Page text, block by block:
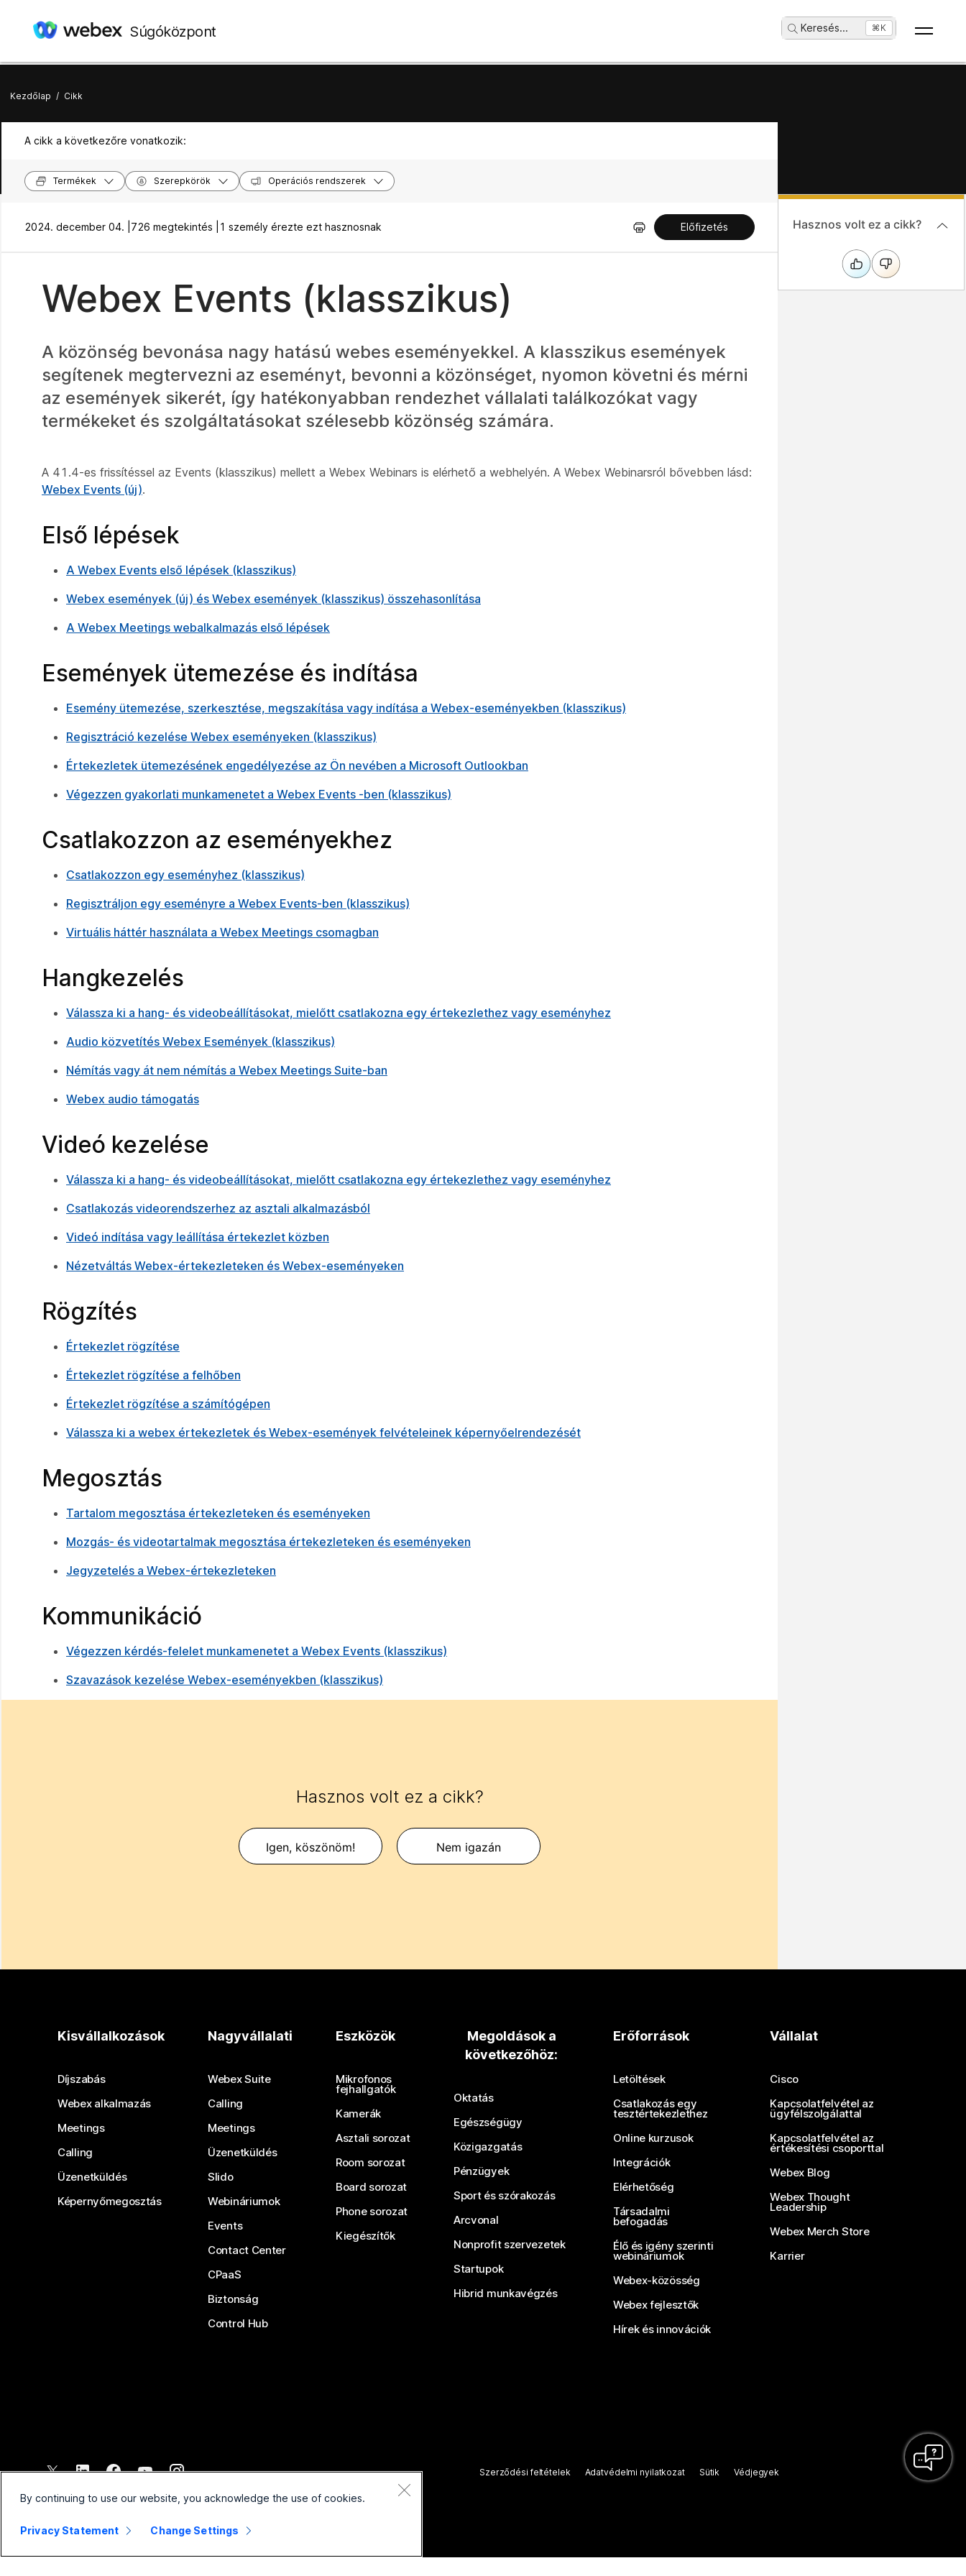
Súgóközpont Keresés... ⌘K
Kezdőlap / Cikk
A cikk a következőre vonatkozik:
Termékek Szerepkörök Operációs rendszerek
2024. december 04. | 726 megtekintés | 1 személy érezte ezt hasznosnak Előfizetés
Webex Events (klasszikus)
A közönség bevonása nagy hatású webes eseményekkel. A klasszikus események
segítenek megtervezni az eseményt, bevonni a közönséget, nyomon követni és mérni
az események sikerét, így hatékonyabban rendezhet vállalati találkozókat vagy
termékeket és szolgáltatásokat szélesebb közönség számára.
A 41.4-es frissítéssel az Events (klasszikus) mellett a Webex Webinars is elérhető a webhelyén. A Webex Webinarsról bővebben lásd:
Webex Events (új).
Első lépések
A Webex Events első lépések (klasszikus)
Webex események (új) és Webex események (klasszikus) összehasonlítása
A Webex Meetings webalkalmazás első lépések
Események ütemezése és indítása
Esemény ütemezése, szerkesztése, megszakítása vagy indítása a Webex-eseményekben (klasszikus)
Regisztráció kezelése Webex eseményeken (klasszikus)
Értekezletek ütemezésének engedélyezése az Ön nevében a Microsoft Outlookban
Végezzen gyakorlati munkamenetet a Webex Events -ben (klasszikus)
Csatlakozzon az eseményekhez
Csatlakozzon egy eseményhez (klasszikus)
Regisztráljon egy eseményre a Webex Events-ben (klasszikus)
Virtuális háttér használata a Webex Meetings csomagban
Hangkezelés
Válassza ki a hang- és videobeállításokat, mielőtt csatlakozna egy értekezlethez vagy eseményhez
Audio közvetítés Webex Események (klasszikus)
Némítás vagy át nem némítás a Webex Meetings Suite-ban
Webex audio támogatás
Videó kezelése
Válassza ki a hang- és videobeállításokat, mielőtt csatlakozna egy értekezlethez vagy eseményhez
Csatlakozás videorendszerhez az asztali alkalmazásból
Videó indítása vagy leállítása értekezlet közben
Nézetváltás Webex-értekezleteken és Webex-eseményeken
Rögzítés
Értekezlet rögzítése
Értekezlet rögzítése a felhőben
Értekezlet rögzítése a számítógépen
Válassza ki a webex értekezletek és Webex-események felvételeinek képernyőelrendezését
Megosztás
Tartalom megosztása értekezleteken és eseményeken
Mozgás- és videotartalmak megosztása értekezleteken és eseményeken
Jegyzetelés a Webex-értekezleteken
Kommunikáció
Végezzen kérdés-felelet munkamenetet a Webex Events (klasszikus)
Szavazások kezelése Webex-eseményekben (klasszikus)
Hasznos volt ez a cikk?
Igen, köszönöm! Nem igazán
Hasznos volt ez a cikk?
Kisvállalkozások
Díjszabás
Webex alkalmazás
Meetings
Calling
Üzenetküldés
Képernyőmegosztás
Nagyvállalati
Webex Suite
Calling
Meetings
Üzenetküldés
Slido
Webináriumok
Events
Contact Center
CPaaS
Biztonság
Control Hub
Eszközök
Mikrofonos
fejhallgatók
Kamerák
Asztali sorozat
Room sorozat
Board sorozat
Phone sorozat
Kiegészítők
Megoldások a
következőhöz:
Oktatás
Egészségügy
Közigazgatás
Pénzügyek
Sport és szórakozás
Arcvonal
Nonprofit szervezetek
Startupok
Hibrid munkavégzés
Erőforrások
Letöltések
Csatlakozás egy
tesztértekezlethez
Online kurzusok
Integrációk
Elérhetőség
Társadalmi
befogadás
Élő és igény szerinti
webináriumok
Webex-közösség
Webex fejlesztők
Hírek és innovációk
Vállalat
Cisco
Kapcsolatfelvétel az
ügyfélszolgálattal
Kapcsolatfelvétel az
értékesítési csoporttal
Webex Blog
Webex Thought
Leadership
Webex Merch Store
Karrier
2026 Cisco és/vagy társvállalatai. Minden jog fenntartva.
Szerződési feltételek Adatvédelmi nyilatkozat Sütik Védjegyek
By continuing to use our website, you acknowledge the use of cookies.
Privacy Statement Change Settings